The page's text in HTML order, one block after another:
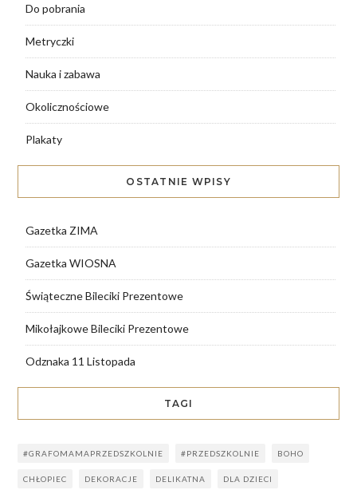
Do pobrania
Metryczki
Nauka i zabawa
Okolicznościowe
Plakaty
OSTATNIE WPISY
Gazetka ZIMA
Gazetka WIOSNA
Świąteczne Bileciki Prezentowe
Mikołajkowe Bileciki Prezentowe
Odznaka 11 Listopada
TAGI
#GRAFOMAMAPRZEDSZKOLNIE #PRZEDSZKOLNIE BOHO
CHŁOPIEC DEKORACJE DELIKATNA DLA DZIECI